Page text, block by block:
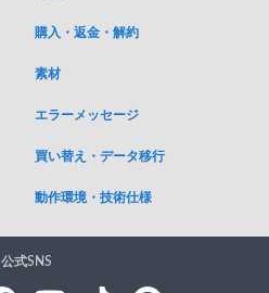
購入・返金・解約
素材
エラーメッセージ
買い替え・データ移行
動作環境・技術仕様
公式SNS